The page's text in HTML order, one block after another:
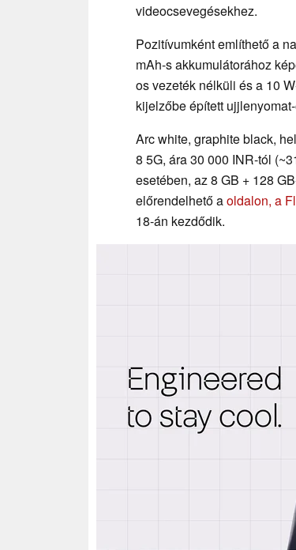
videocsevegésekhez.
Pozitívumként említhető a
mAh-s akkumulátorához
os vezeték nélküli és a 10
kijelzőbe épített
Arc white, graphite black,
8 5G, ára 30 000 INR-tól
esetében, az 8 GB + 128
előrendelhető aoldalon, a
18-án kezdődik.